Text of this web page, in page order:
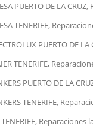
PUERTO DE LA
TENERIFE,
PUERTO DE
TENERIFE,
PUERTO DE LA
TENERIFE,
Reparaciones